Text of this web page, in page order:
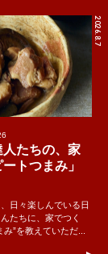
2026.8.7
人たちの、家
トつまみ」
日々楽しんでいる日
たちに、家でつく
”を教えていただ...